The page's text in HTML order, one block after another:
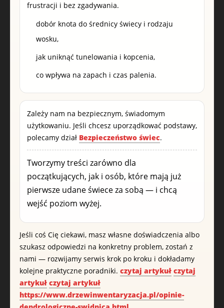
frustracji i bez zgadywania.
dobór knota do średnicy świecy i rodzaju
wosku,
jak uniknąć tunelowania i kopcenia,
co wpływa na zapach i czas palenia.
Zależy nam na bezpiecznym, świadomym
użytkowaniu. Jeśli chcesz uporządkować podstawy,
polecamy dział Bezpieczeństwo świec.
Tworzymy treści zarówno dla
początkujących, jak i osób, które mają już
pierwsze udane świece za sobą — i chcą
wejść poziom wyżej.
Jeśli coś Cię ciekawi, masz własne doświadczenia albo
szukasz odpowiedzi na konkretny problem, zostań z
nami — rozwijamy serwis krok po kroku i dokładamy
kolejne praktyczne poradniki. czytaj artykuł czytaj
artykuł czytaj artykuł
https://www.drzewinwentaryzacja.pl/opinie-